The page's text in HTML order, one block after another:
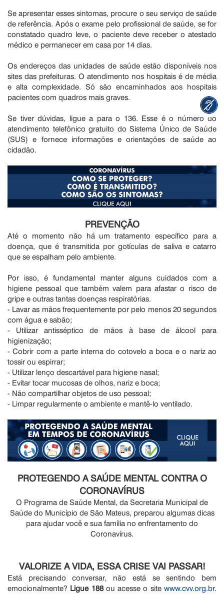
Se apresentar esses sintomas, procure o seu serviço de saúde
de referência. Após o exame pelo profissional de saúde, se for
constatado quadro leve, o paciente deve receber o atestado
médico e permanecer em casa por 14 dias.
Os endereços das unidades de saúde estão disponíveis nos
sites das prefeituras. O atendimento nos hospitais é de média
e alta complexidade. Só são encaminhados aos hospitais
pacientes com quadros mais graves.
Se tiver dúvidas, ligue a para o 136. Esse é o número do
atendimento telefônico gratuito do Sistema Único de Saúde
(SUS) e fornece informações e orientações de saúde ao
cidadão.
PREVENÇÃO
Até o momento não há um tratamento específico para a
doença, que é transmitida por gotículas de saliva e catarro
que se espalham pelo ambiente.
Por isso, é fundamental manter alguns cuidados com a
higiene pessoal que também valem para afastar o risco de
gripe e outras tantas doenças respiratórias.
- Lavar as mãos frequentemente por pelo menos 20 segundos
com água e sabão;
- Utilizar antisséptico de mãos à base de álcool para
higienização;
- Cobrir com a parte interna do cotovelo a boca e o nariz ao
tossir ou espirrar;
- Utilizar lenço descartável para higiene nasal;
- Evitar tocar mucosas de olhos, nariz e boca;
- Não compartilhar objetos de uso pessoal;
- Limpar regularmente o ambiente e mantê-lo ventilado.
PROTEGENDO A SAÚDE MENTAL CONTRA O
CORONAVÍRUS
O Programa de Saúde Mental, da Secretaria Municipal de
Saúde do Município de São Mateus, preparou algumas dicas
para ajudar você e sua família no enfrentamento do
Coronavírus.
VALORIZE A VIDA, ESSA CRISE VAI PASSAR!
Está precisando conversar, não está se sentindo bem
emocionalmente? Ligue 188ou acesse o sitewww.cvv.org.br.